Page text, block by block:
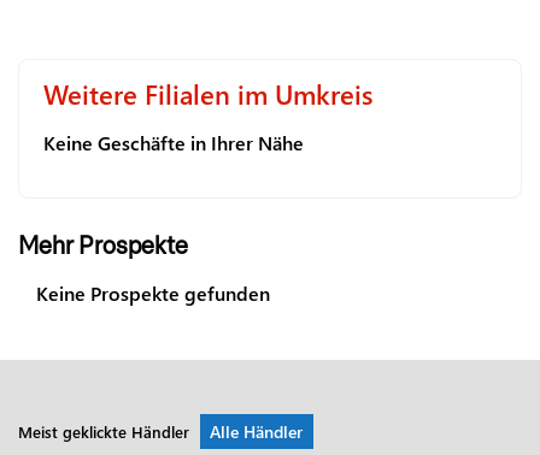
Weitere Filialen im Umkreis
Keine Geschäfte in Ihrer Nähe
Mehr Prospekte
Keine Prospekte gefunden
Meist geklickte Händler Alle Händler